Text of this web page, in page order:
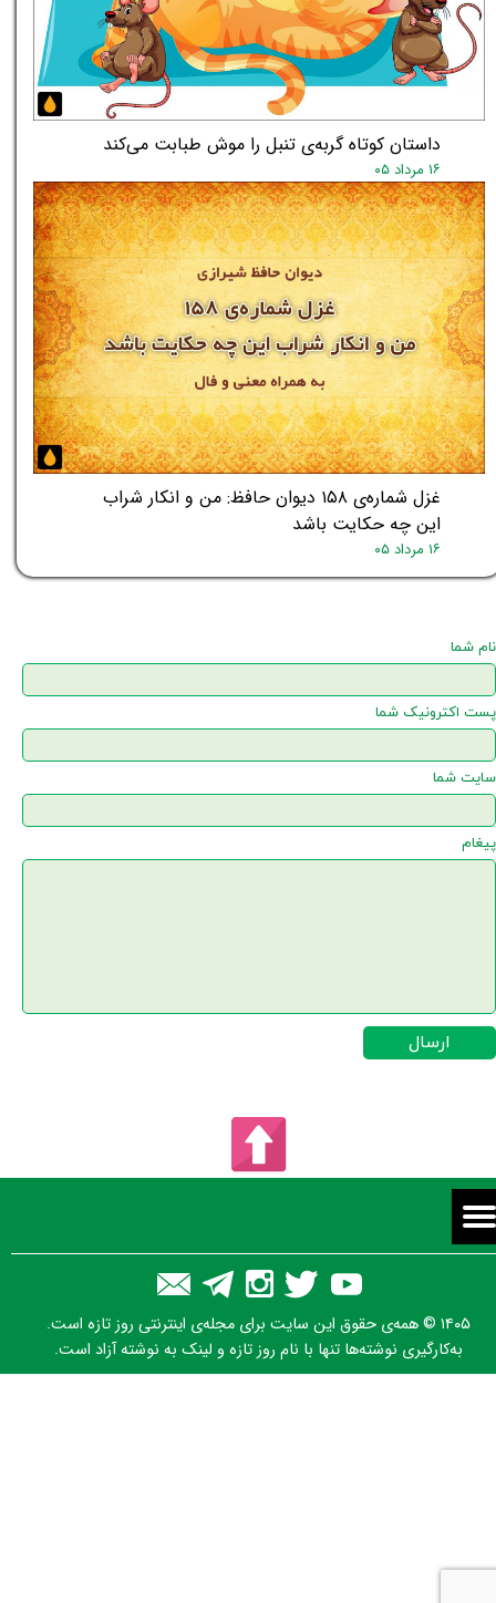
داستان کوتاه گربه‌ی تنبل را موش طبابت می‌کند
۱۶ مرداد ۰۵
غزل شماره‌ی ۱۵۸ دیوان حافظ: من و انکار شراب
این چه حکایت باشد
۱۶ مرداد ۰۵
نام شما
پست اکترونیک شما
سایت شما
پیغام
ارسال
۱۴۰۵ © همه‌ی حقوق این سایت برای مجله‌ی اینترنتی روز تازه است.
به‌کارگیری نوشته‌ها تنها با نام روز تازه و لینک به نوشته آزاد است.